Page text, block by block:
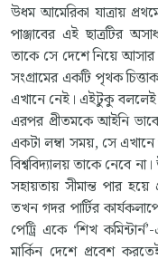
উধম আমেরিকা যাত্রায়
পাঞ্জাবের এই ছাত্রটির
তাকে সে দেশে নিয়ে আসার
সংগ্রামের একটি পৃথক
এখানে নেই। এইটুকু বললেই
এরপর প্রীতমকে আইনি
একটা লম্বা সময়, সে
বিশ্ববিদ্যালয় তাকে নেবে
সহায়তায় সীমান্ত পার হয়ে
তখন গদর পার্টির
পেট্রি একে ‘শিখ
মার্কিন দেশে প্রবেশ